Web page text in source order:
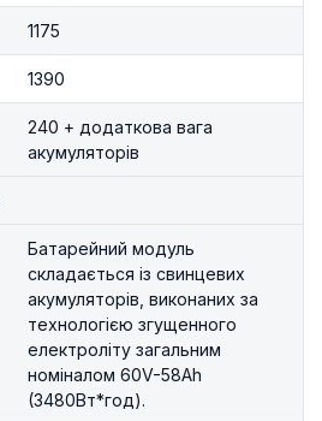
1175
1390
240 + додаткова вага
акумуляторів
Батарейний модуль
складається із свинцевих
акумуляторів, виконаних за
технологією згущенного
електроліту загальним
номіналом 60V-58Ah
(3480Вт*год).